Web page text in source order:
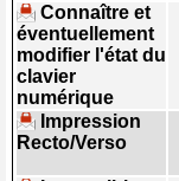
Connaître et
éventuellement
modifier l'état du
clavier
numérique
Impression
Recto/Verso